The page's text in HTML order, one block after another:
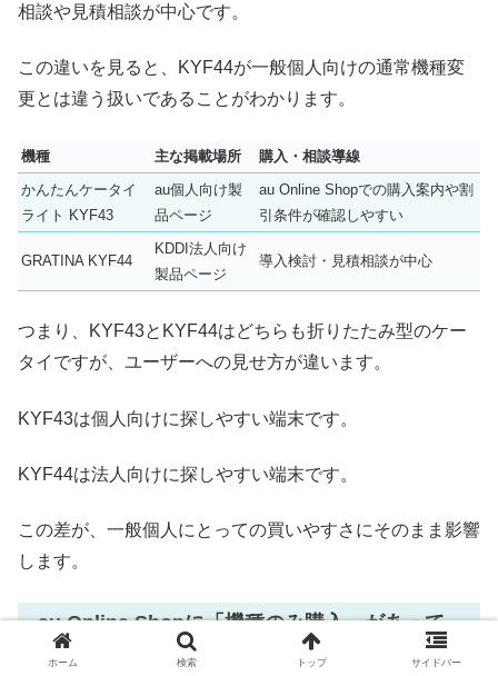
相談や見積相談が中心です。
この違いを見ると、KYF44が一般個人向けの通常機種変
更とは違う扱いであることがわかります。
機種 主な掲載場所
購入・相談導線
かんたんケータイ
ライト KYF43
au個人向け製
品ページ
au Online Shopでの購入案内や割
引条件が確認しやすい
GRATINA KYF44
KDDI法人向け
製品ページ
導入検討・見積相談が中心
つまり、KYF43とKYF44はどちらも折りたたみ型のケー
タイですが、ユーザーへの見せ方が違います。
KYF43は個人向けに探しやすい端末です。
KYF44は法人向けに探しやすい端末です。
この差が、一般個人にとっての買いやすさにそのまま影響
します。
au Online Shopに「機種のみ購入」があって
もKYF44とは別問題
ホーム 検索 トップ サイドバー